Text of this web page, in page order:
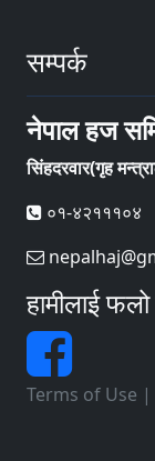
सम्पर्क
नेपाल हज
सिंहदरवार(गृह
०१-४२१११०४
हामीलाई
Terms of Use |